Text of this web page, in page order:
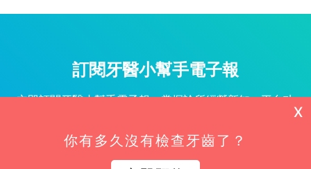
訂閱牙醫小幫手電子報
立即訂閱牙醫小幫手電子報，掌握診所經營新知、平台功
你有多久沒有檢查牙齒了？
X